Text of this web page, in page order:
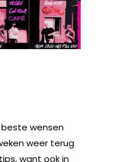
beste wensen
weer terug
want ook in